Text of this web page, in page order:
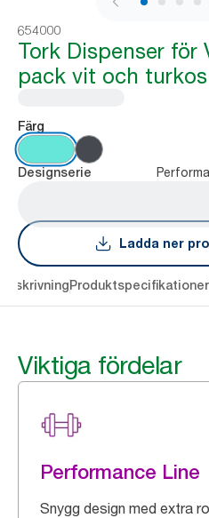
1 / 9
654000
Tork Dispenser
pack vit och
Färg
Designserie
Ladda ner
Produktspecifikationer
Viktiga fördelar
Performance Line
Snygg design med extra